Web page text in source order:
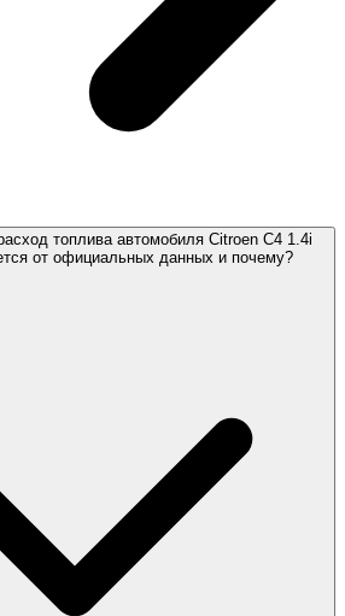
топлива автомобиля Citroen C4 1.4i
от официальных данных и почему?